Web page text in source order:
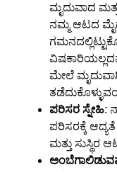
ಮೃದುವಾದ
ನಮ್ಮ ಆಟದ
ಮೇಲೆ
ಪರಿಸರ ಸ್ನೇಹಿ:
ಪರಿಸರಕ್ಕೆ ಆದ್ಯತೆ
ಮತ್ತು ಸುಸ್ಥಿರ